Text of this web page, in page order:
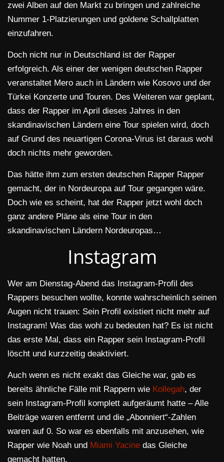
zwei Alben auf den Markt zu bringen und zahlreiche
Nummer 1-Platzierungen und goldene Schallplatten
einzufahren.
Doch nicht nur in Deutschland ist der Rapper
erfolgreich. Als einer der wenigen deutschen Rapper
veranstaltet Mero auch in Ländern wie Kosovo und der
Türkei Konzerte und Touren. Des Weiteren war geplant,
dass der Rapper im April dieses Jahres in den
skandinavischen Ländern eine Tour spielen wird, doch
auf Grund des neuartigen Corona-Virus ist daraus wohl
doch nichts mehr geworden.
Das hätte ihm zum ersten deutschen Rapper Rapper
gemacht, der in Nordeuropa auf Tour gegangen wäre.
Doch wie es scheint, hat der Rapper jetzt wohl doch
ganz andere Pläne als eine Tour in den
skandinavischen Ländern Nordeuropas…
Instagram
Wer am Dienstag-Abend das Instagram-Profil des
Rappers besuchen wollte, konnte wahrscheinlich seinen
Augen nicht trauen: Sein Profil existiert nicht mehr auf
Instagram! Was das wohl zu bedeuten hat? Es ist nicht
das erste Mal, dass ein Rapper sein Instagram-Profil
löscht und kurzzeitig deaktiviert.
Auch wenn es nicht exakt das Gleiche war, gab es
bereits ähnliche Fälle mit Rappern wie Kollegah, der
sein Instagram-Profil komplett aufgeräumt hatte – Alle
Beiträge waren entfernt und die „Abonniert“-Zahlen
waren auf 0. So war es ebenfalls mit anzusehen, wie
Rapper wie Noah und Miami Yacine das Gleiche
gemacht hatten.